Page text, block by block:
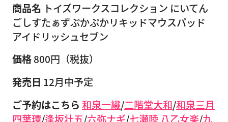
商品名 トイズワークスコレクション にいてん
ごしすたぁずぷかぷかリキッドマウスパッド
アイドリッシュセブン
価格800円（税抜）
発売日 12月中予定
ご予約はこちら 和泉一織/二階堂大和/和泉三月
四葉環/逢坂壮五/六弥ナギ/七瀬陸 八乙女楽/九